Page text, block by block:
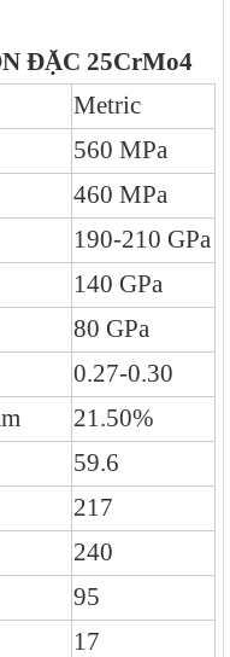
ĐẶC 25CrMo4
Metric
560 MPa
460 MPa
190-210 GPa
140 GPa
80 GPa
0.27-0.30
21.50%
59.6
217
240
95
17